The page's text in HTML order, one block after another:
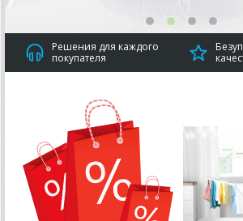
Решения для каждого
покупателя